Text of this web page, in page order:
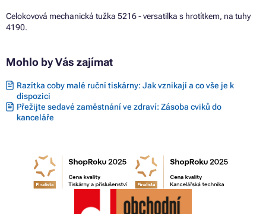
Celokovová mechanická tužka 5216 - versatilka s hrotítkem, na tuhy
4190.
Mohlo by Vás zajímat
Razítka coby malé ruční tiskárny: Jak vznikají a co vše je k
dispozici
Přežijte sedavé zaměstnání ve zdraví: Zásoba cviků do
kanceláře